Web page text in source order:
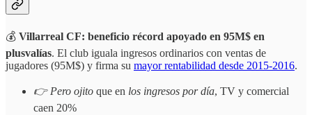
💰 Villarreal CF: beneficio récord apoyado en 95M$ en
plusvalías. El club iguala ingresos ordinarios con ventas de
jugadores (95M$) y firma su mayor rentabilidad desde 2015-2016.
👉 Pero ojito que en los ingresos por día, TV y comercial
caen 20%